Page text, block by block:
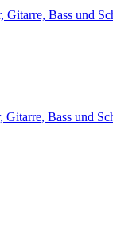
Gitarre, Bass und
Gitarre, Bass und